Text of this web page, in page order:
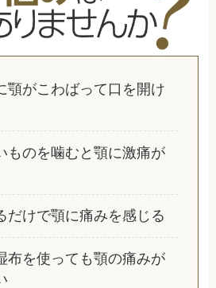
顎がこわばって口を開け
ものを噛むと顎に激痛が
だけで顎に痛みを感じる
布を使っても顎の痛みが